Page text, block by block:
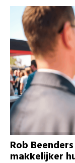
Rob
makkelijker